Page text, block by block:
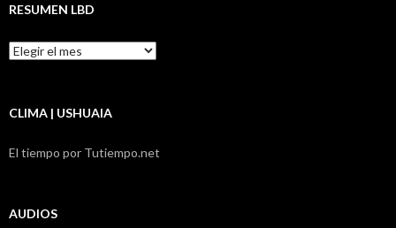
RESUMEN LBD
Resumen
LBD
CLIMA | USHUAIA
El tiempo por Tutiempo.net
AUDIOS